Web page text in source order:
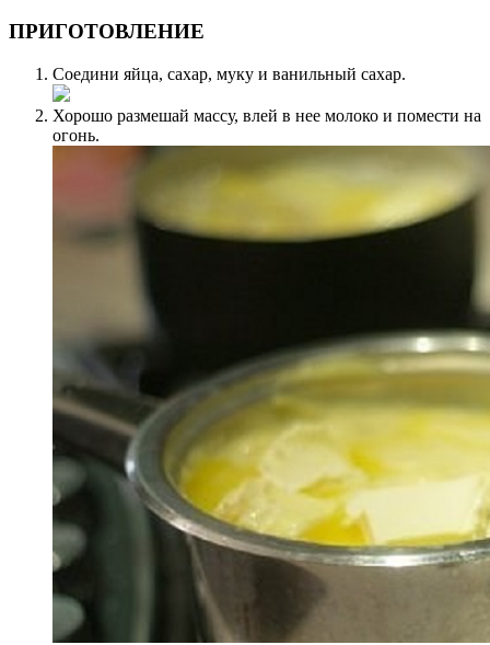
ПРИГОТОВЛЕНИЕ
Соедини яйца, сахар, муку и ванильный сахар.
Хорошо размешай массу, влей в нее молоко и помести на
огонь.